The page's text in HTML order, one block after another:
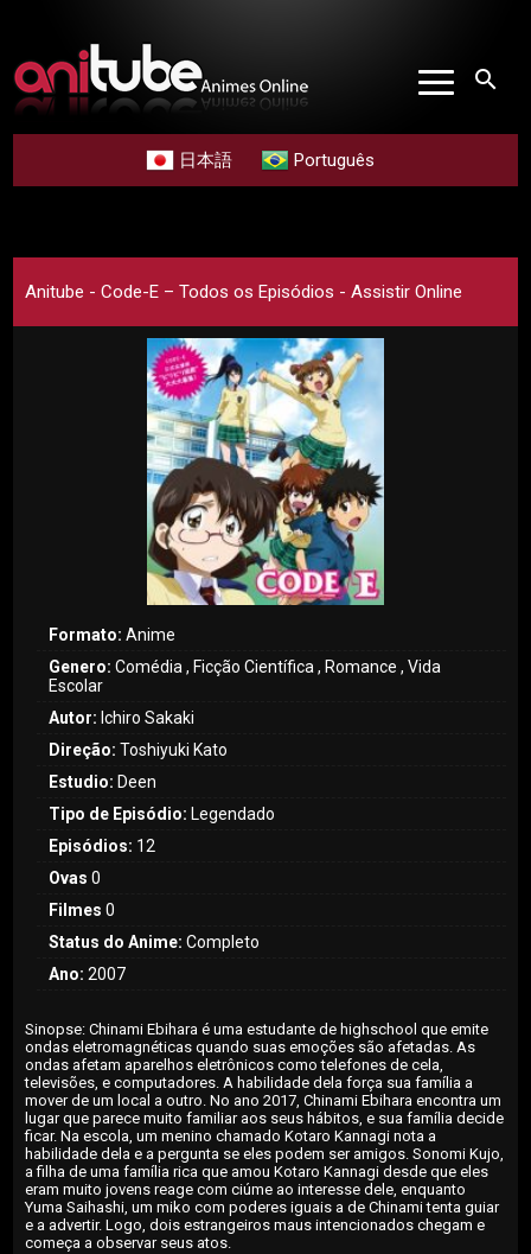
search
日本語 Português
Anitube - Code-E – Todos os Episódios - Assistir Online
Formato: Anime
Genero: Comédia , Ficção Científica , Romance , Vida
Escolar
Autor: Ichiro Sakaki
Direção: Toshiyuki Kato
Estudio: Deen
Tipo de Episódio: Legendado
Episódios: 12
Ovas 0
Filmes 0
Status do Anime: Completo
Ano: 2007
Sinopse: Chinami Ebihara é uma estudante de highschool que emite
ondas eletromagnéticas quando suas emoções são afetadas. As
ondas afetam aparelhos eletrônicos como telefones de cela,
televisões, e computadores. A habilidade dela força sua família a
mover de um local a outro. No ano 2017, Chinami Ebihara encontra um
lugar que parece muito familiar aos seus hábitos, e sua família decide
ficar. Na escola, um menino chamado Kotaro Kannagi nota a
habilidade dela e a pergunta se eles podem ser amigos. Sonomi Kujo,
a filha de uma família rica que amou Kotaro Kannagi desde que eles
eram muito jovens reage com ciúme ao interesse dele, enquanto
Yuma Saihashi, um miko com poderes iguais a de Chinami tenta guiar
e a advertir. Logo, dois estrangeiros maus intencionados chegam e
começa a observar seus atos.